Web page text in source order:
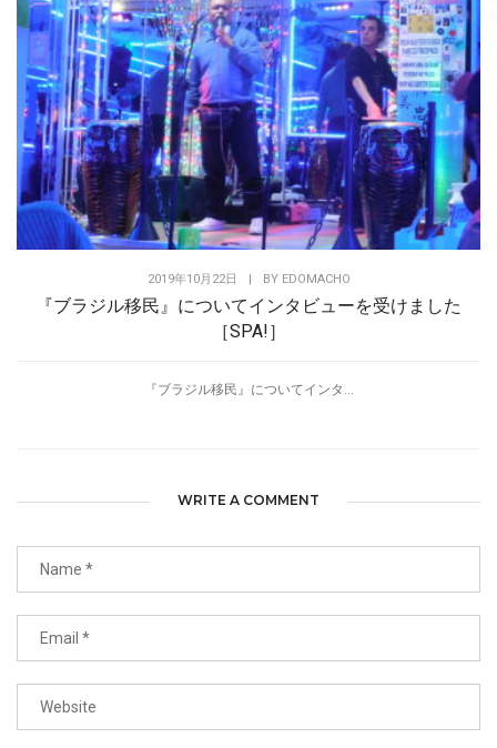
2019年10月22日 BY EDOMACHO
『ブラジル移民』についてインタビューを受けました
［SPA!］
『ブラジル移民』についてインタ...
WRITE A COMMENT